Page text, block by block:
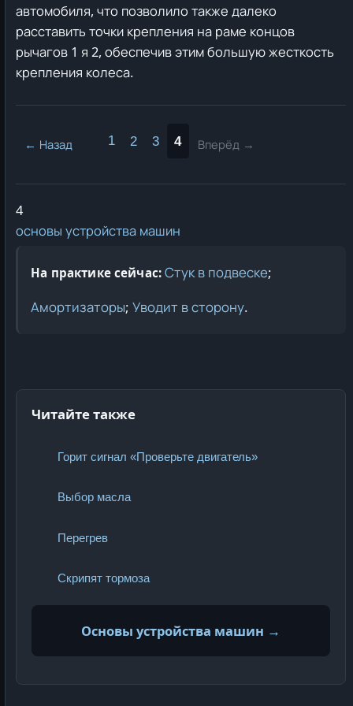
автомобиля, что позволило также далеко
расставить точки крепления на раме концов
рычагов 1 я 2, обеспечив этим большую жесткость
крепления колеса.
← Назад 1 2 3 4 Вперёд →
4
основы устройства машин
На практике сейчас: Стук в подвеске;
Амортизаторы;Уводит в сторону.
Читайте также
Горит сигнал «Проверьте двигатель»
Выбор масла
Перегрев
Скрипят тормоза
Основы устройства машин →